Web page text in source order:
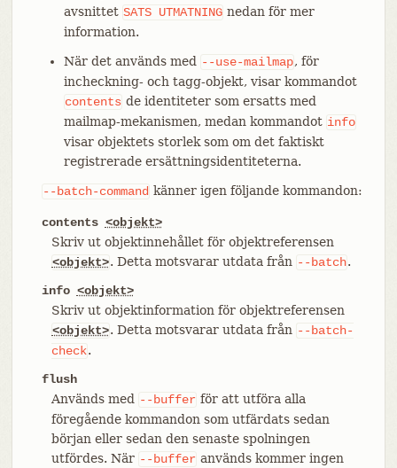
avsnittet SATS UTMATNING nedan för mer
information.
När det används med --use-mailmap, för
incheckning- och tagg-objekt, visar kommandot
contents de identiteter som ersatts med
mailmap-mekanismen, medan kommandot info
visar objektets storlek som om det faktiskt
registrerade ersättningsidentiteterna.
--batch-command känner igen följande kommandon:
contents <objekt>
Skriv ut objektinnehållet för objektreferensen
<objekt>. Detta motsvarar utdata från --batch.
info <objekt>
Skriv ut objektinformation för objektreferensen
<objekt>. Detta motsvarar utdata från --batch-
check.
flush
Används med
--buffer för att utföra alla
föregående kommandon som utfärdats sedan
början eller sedan den senaste spolningen
utfördes. När --buffer används kommer ingen